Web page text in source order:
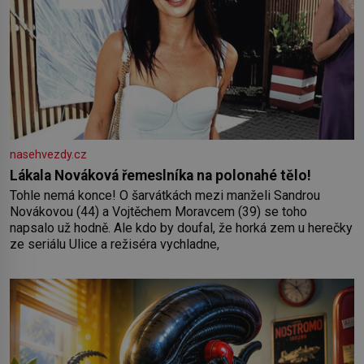
nasehvezdy.cz
Lákala Nováková řemeslníka na polonahé tělo!
Tohle nemá konce! O šarvátkách mezi manželi Sandrou
Novákovou (44) a Vojtěchem Moravcem (39) se toho
napsalo už hodně. Ale kdo by doufal, že horká zem u herečky
ze seriálu Ulice a režiséra vychladne,